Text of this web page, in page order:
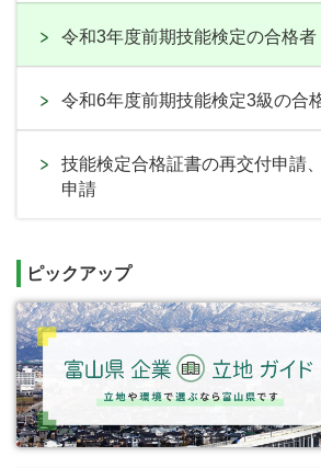
令和3年度前期技能検定の合格者
令和6年度前期技能検定3級の合
技能検定合格証書の再交付申請
申請
ピックアップ